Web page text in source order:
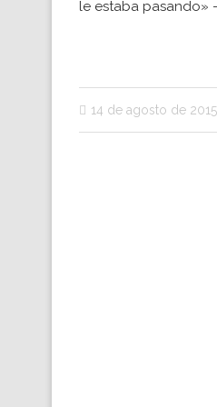
le estaba pasando»
14 de agosto de 2015